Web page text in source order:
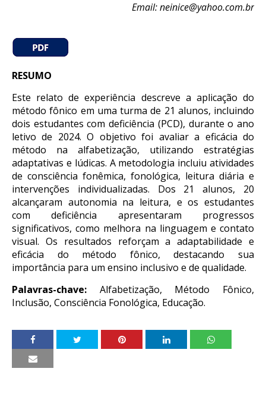
Email: neinice@yahoo.com.br
RESUMO
Este relato de experiência descreve a aplicação do
método fônico em uma turma de 21 alunos, incluindo
dois estudantes com deficiência (PCD), durante o ano
letivo de 2024. O objetivo foi avaliar a eficácia do
método na alfabetização, utilizando estratégias
adaptativas e lúdicas. A metodologia incluiu atividades
de consciência fonêmica, fonológica, leitura diária e
intervenções individualizadas. Dos 21 alunos, 20
alcançaram autonomia na leitura, e os estudantes
com deficiência apresentaram progressos
significativos, como melhora na linguagem e contato
visual. Os resultados reforçam a adaptabilidade e
eficácia do método fônico, destacando sua
importância para um ensino inclusivo e de qualidade.
Palavras-chave: Alfabetização, Método Fônico,
Inclusão, Consciência Fonológica, Educação.